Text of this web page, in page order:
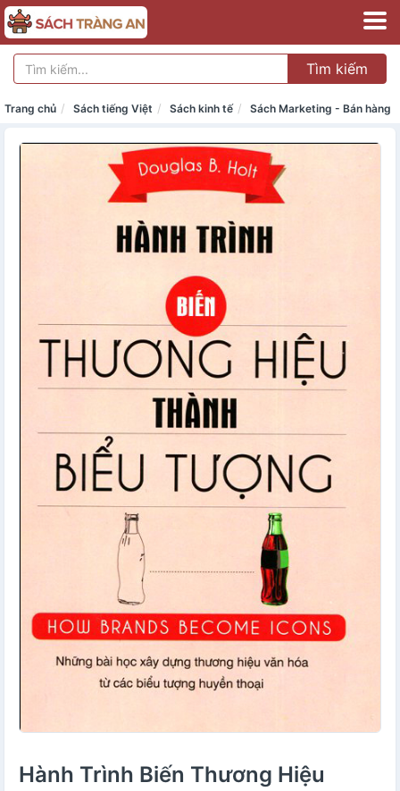
Tìm kiếm
Trang chủ Sách tiếng Việt Sách kinh tế Sách Marketing - Bán hàng
Hành Trình Biến Thương Hiệu